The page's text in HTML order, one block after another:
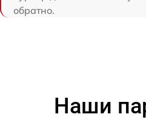
обратно.
Наши